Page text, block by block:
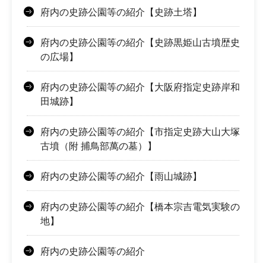
府内の史跡公園等の紹介【史跡土塔】
府内の史跡公園等の紹介【史跡黒姫山古墳歴史
の広場】
府内の史跡公園等の紹介【大阪府指定史跡岸和
田城跡】
府内の史跡公園等の紹介【市指定史跡大山大塚
古墳（附 捕鳥部萬の墓）】
府内の史跡公園等の紹介【雨山城跡】
府内の史跡公園等の紹介【橋本宗吉電気実験の
地】
府内の史跡公園等の紹介